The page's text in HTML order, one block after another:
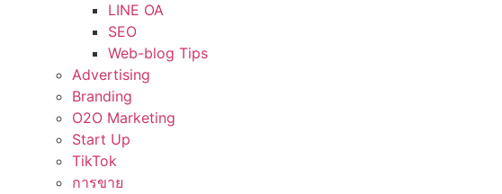
LINE OA
SEO
Web-blog Tips
Advertising
Branding
O2O Marketing
Start Up
TikTok
การขาย